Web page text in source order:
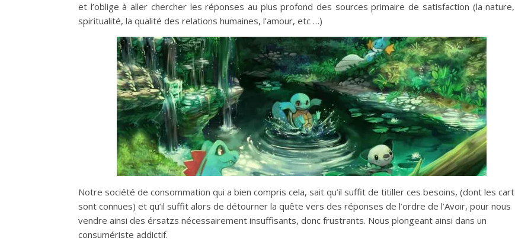
et l’oblige à aller chercher les réponses au plus profond des sources primaire de satisfaction (la
spiritualité, la qualité des relations humaines, l’amour, etc …)
Notre société de consommation qui a bien compris cela, sait qu’il suffit de titiller ces besoins, (dont les
sont connues) et qu’il suffit alors de détourner la quête vers des réponses de l’ordre de l’Avoir, pour nous
vendre ainsi des érsatzs nécessairement insuffisants, donc frustrants. Nous plongeant ainsi dans un
consumériste addictif.